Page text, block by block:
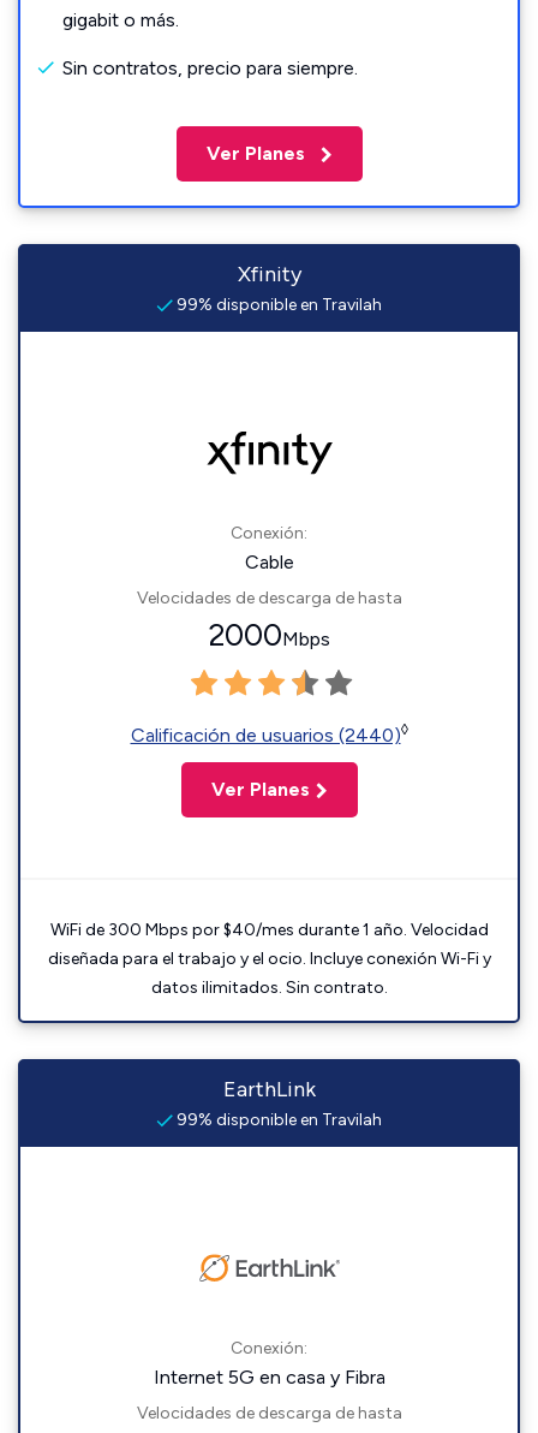
gigabit o más.
Sin contratos, precio para siempre.
Ver Planes
Xfinity
99% disponible en Travilah
Conexión:
Cable
Velocidades de descarga de hasta
2000Mbps
Calificación de usuarios (2440)◊
Ver Planes
WiFi de 300 Mbps por $40/mes durante 1 año. Velocidad
diseñada para el trabajo y el ocio. Incluye conexión Wi-Fi y
datos ilimitados. Sin contrato.
EarthLink
99% disponible en Travilah
Conexión:
Internet 5G en casa y Fibra
Velocidades de descarga de hasta